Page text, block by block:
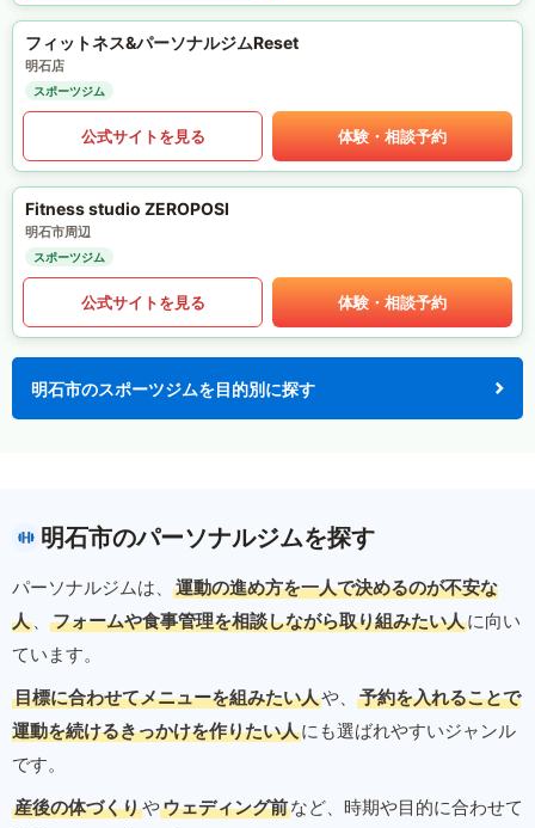
フィットネス&パーソナルジムReset
明石店
スポーツジム
公式サイトを見る 体験・相談予約
Fitness studio ZEROPOSI
明石市周辺
スポーツジム
公式サイトを見る 体験・相談予約
明石市のスポーツジムを目的別に探す
明石市のパーソナルジムを探す
パーソナルジムは、
運動の進め方を一人で決めるのが不安な
人 、 フォームや食事管理を相談しながら取り組みたい人に向い
ています。
目標に合わせてメニューを組みたい人や、
予約を入れることで
運動を続けるきっかけを作りたい人にも選ばれやすいジャンル
です。
産後の体づくりやウェディング前など、時期や目的に合わせて